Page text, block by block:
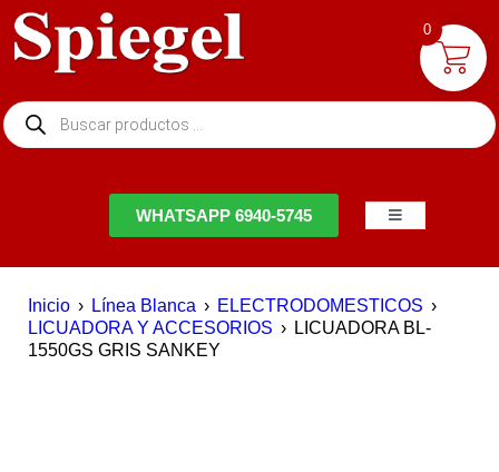
WHATSAPP 6940-5745
Inicio › Línea Blanca › ELECTRODOMESTICOS ›
LICUADORA Y ACCESORIOS › LICUADORA BL-
1550GS GRIS SANKEY
0